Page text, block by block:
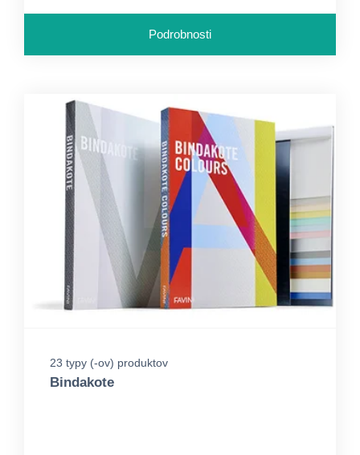
Podrobnosti
23 typy (-ov) produktov
Bindakote